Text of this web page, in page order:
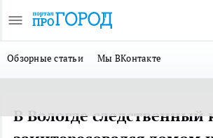
Обзорные статьи Мы ВКонтакте
В Вологде следственный